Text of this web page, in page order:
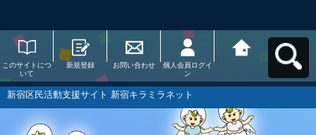
このサイトにつ
いて
新規登録 お問い合わせ
個人会員ログイ
ン
ラミラネットへ
新宿区民活動支援サイト 新宿キラミラネット